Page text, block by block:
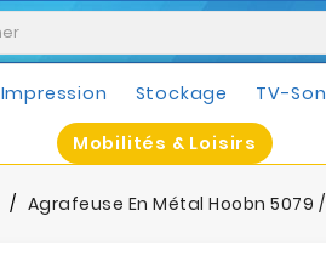
Impression Stockage TV-
Mobilités & Loisirs
Agrafeuse En Métal Hoobn 5079 /